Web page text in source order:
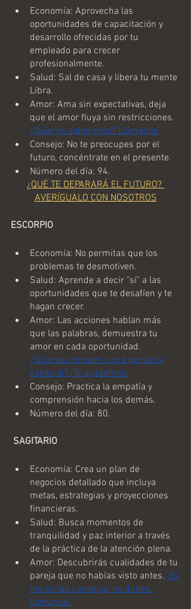
Economía: Aprovecha las
oportunidades de capacitación y
desarrollo ofrecidas por tu
empleado para crecer
profesionalmente.
Salud: Sal de casa y libera tu mente
Libra.
Amor: Ama sin expectativas, deja
que el amor fluya sin restricciones.
¿Quieres saber más? Llámanos.
Consejo: No te preocupes por el
futuro, concéntrate en el presente.
Número del día: 94.
¿QUÉ TE DEPARARÁ EL FUTURO?
AVERÍGUALO CON NOSOTROS
ESCORPIO
Economía: No permitas que los
problemas te desmotiven.
Salud: Aprende a decir "sí" a las
oportunidades que te desafíen y te
hagan crecer.
Amor: Las acciones hablan más
que las palabras, demuestra tu
amor en cada oportunidad.
¿Quieres conocer a una persona
especial? ¡Te ayudamos!
Consejo: Practica la empatía y
comprensión hacia los demás.
Número del día: 80.
SAGITARIO
Economía: Crea un plan de
negocios detallado que incluya
metas, estrategias y proyecciones
financieras.
Salud: Busca momentos de
tranquilidad y paz interior a través
de la práctica de la atención plena.
Amor: Descubrirás cualidades de tu
pareja que no habías visto antes. ¡Si
necesitas consejos, no dudes,
llámanos!